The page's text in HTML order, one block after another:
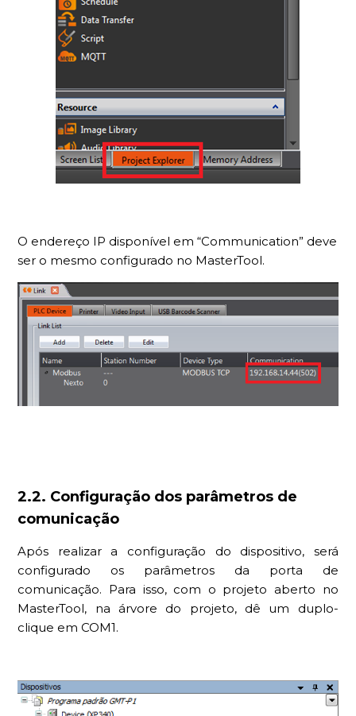
O endereço IP disponível em “Communication” deve
ser o mesmo configurado no MasterTool.
2.2. Configuração dos parâmetros de
comunicação
Após realizar a configuração do dispositivo, será
configurado os parâmetros da porta de
comunicação. Para isso, com o projeto aberto no
MasterTool, na árvore do projeto, dê um duplo-
clique em COM1.